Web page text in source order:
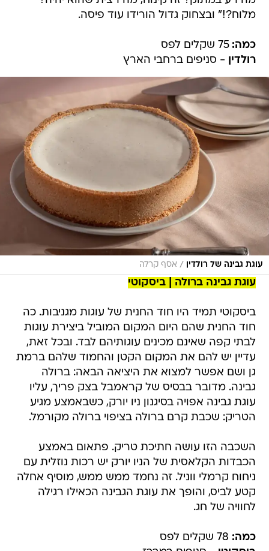
מלוח?!" ובצחוק גדול הורידו עוד פיסה.
כמה: 75 שקלים לפס
רולדין - סניפים ברחבי הארץ
עוגת גבינה של רולדין / אסף קרלה
עוגת גבינה ברולה | ביסקוטי
ביסקוטי תמיד היו חוד החנית של עוגות מגניבות. כה
חוד החנית שהם היום המקום המוביל ביצירת עוגות
לבתי קפה שאינם מכינים עוגותיהם לבד. ובכל זאת,
עדיין יש להם את המקום הקטן והחמוד שלהם ברמת
גן ושם אפשר למצוא את היציאה הבאה: ברולה
גבינה. מדובר בבסיס של קראמבל בצק פריך, עליו
עוגת גבינה אפויה בסיגנון ניו יורק, כשבאמצע מגיע
הטריק: שכבת קרם ברולה בציפוי ברולה מקורמל.
השכבה הזו עושה חתיכת טריק. פתאום באמצע
הכבדות הקלאסית של הניו יורק יש רכות נוזלית עם
ניחוח קרמלי ווניל. זה נחמד ממש ממש, מוסיף אחלה
קטע לביס, והופך את עוגת הגבינה הכאילו רגילה
לחוויה של חג.
כמה: